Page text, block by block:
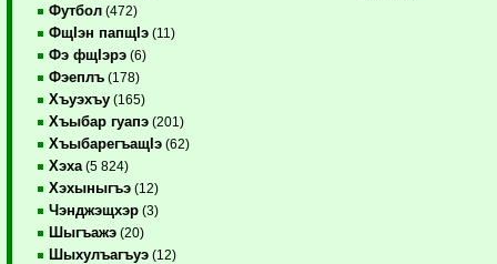
Футбол (472)
ФщIэн папщIэ (11)
Фэ фщIэрэ (6)
Фэеплъ (178)
Хъуэхъу (165)
Хъыбар гуапэ (201)
ХъыбарегъащIэ (62)
Хэха (5 824)
Хэхыныгъэ (12)
Чэнджэщхэр (3)
Шыгъажэ (20)
Шыхулъагъуэ (12)